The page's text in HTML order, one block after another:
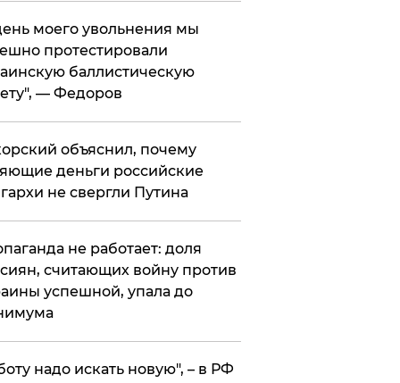
моего увольнения мы
протестировали
баллистическую
— Федоров
объяснил, почему
деньги российские
не свергли Путина
не работает: доля
считающих войну против
успешной, упала до
надо искать новую", – в РФ